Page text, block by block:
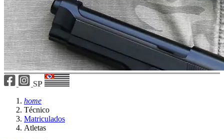
SP
home
Técnico
Matriculados
Atletas